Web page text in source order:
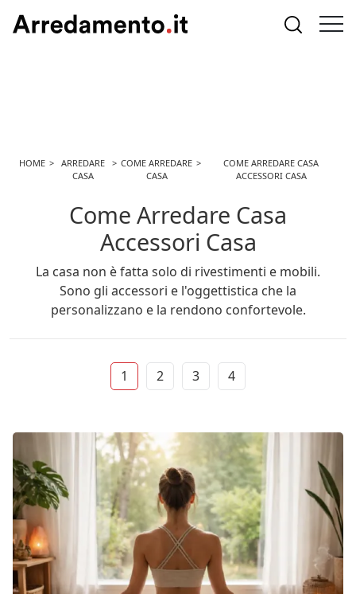
HOME
ARREDARE
CASA
COME ARREDARE
CASA
COME ARREDARE CASA
ACCESSORI CASA
Come Arredare Casa
Accessori Casa
La casa non è fatta solo di rivestimenti e mobili.
Sono gli accessori e l'oggettistica che la
personalizzano e la rendono confortevole.
1 2 3 4